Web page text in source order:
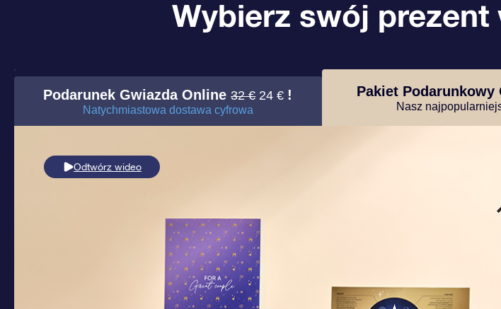
Wybierz swój
Podarunek Gwiazda Online32 € 24 € !
Natychmiastowa dostawa cyfrowa
Pakiet Podarunkowy
Nasz
Odtwórz wideo